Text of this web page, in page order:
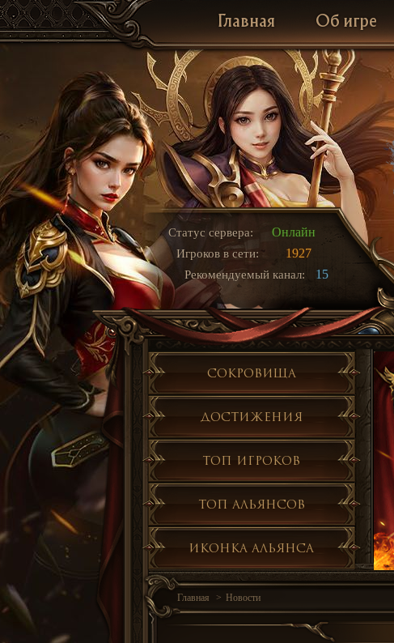
Главная Об игре
Статус сервера: Онлайн
Игроков в сети: 1927
Рекомендуемый канал: 15
Сокровища
Достижения
Топ игроков
Топ альянсов
Иконка альянса
Главная Новости